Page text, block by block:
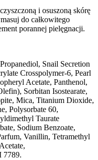
i osuszoną skórę
do całkowitego
porannej pielęgnacji.
Snail Secretion
Crosspolymer-6, Pearl
Acetate, Panthenol,
Sorbitan Isostearate,
Mica, Titanium Dioxide,
Polysorbate 60,
Taurate
Sodium Benzoate,
Vanillin, Tetramethyl
7789.